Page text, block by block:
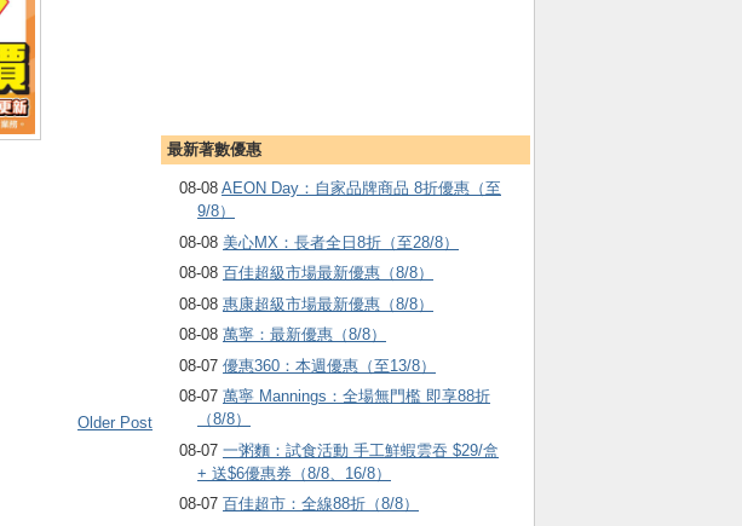
最新著數優惠
08-08 AEON Day：自家品牌商品 8折優惠（至
9/8）
08-08 美心MX：長者全日8折（至28/8）
08-08 百佳超級市場最新優惠（8/8）
08-08 惠康超級市場最新優惠（8/8）
08-08 萬寧：最新優惠（8/8）
08-07 優惠360：本週優惠（至13/8）
08-07 萬寧 Mannings：全場無門檻 即享88折
（8/8）
08-07 一粥麵：試食活動 手工鮮蝦雲吞 $29/盒
+ 送$6優惠券（8/8、16/8）
08-07 百佳超市：全線88折（8/8）
Older Post